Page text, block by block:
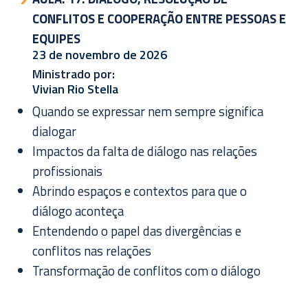
CONFLITOS E COOPERAÇÃO ENTRE PESSOAS E
EQUIPES
23 de novembro de 2026
Ministrado por:
Vivian Rio Stella
Quando se expressar nem sempre significa
dialogar
Impactos da falta de diálogo nas relações
profissionais
Abrindo espaços e contextos para que o
diálogo aconteça
Entendendo o papel das divergências e
conflitos nas relações
Transformação de conflitos com o diálogo